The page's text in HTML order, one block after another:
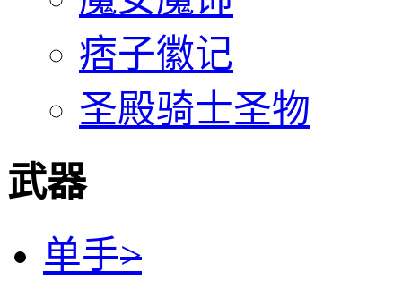
痞子徽记
圣殿骑士圣物
武器
单手>